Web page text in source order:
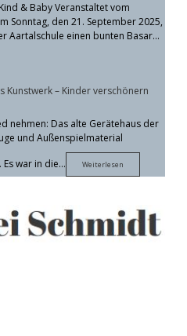
& Baby Veranstaltet vom
Sonntag, den 21. September 2025,
Aartalschule einen bunten Basar…
Kunstwerk – Kinder verschönern
nehmen: Das alte Gerätehaus der
und Außenspielmaterial
war in die…
Weiterlesen
graues
Kunstwerk
–
Kinder